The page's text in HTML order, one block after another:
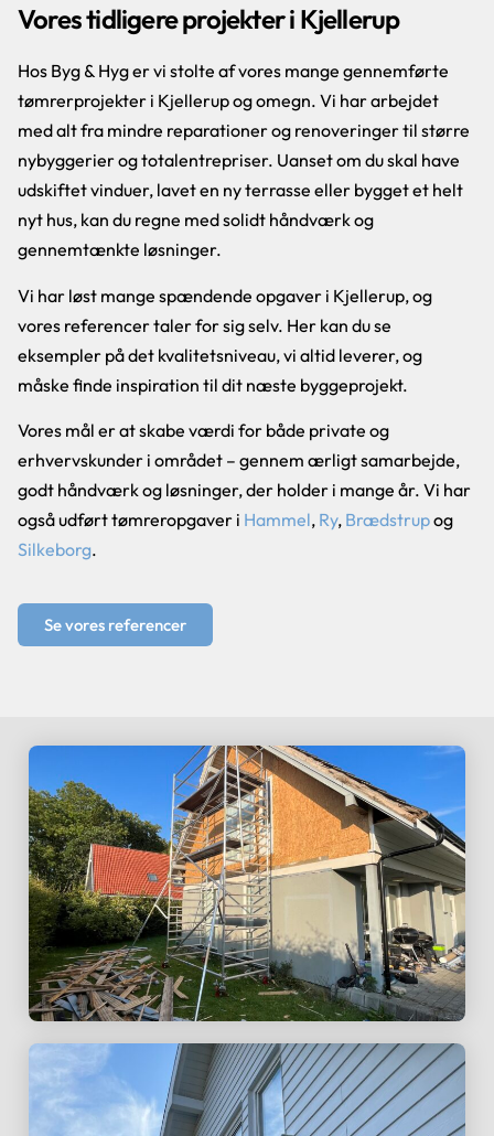
Vores tidligere projekter i Kjellerup
Hos Byg & Hyg er vi stolte af vores mange gennemførte
tømrerprojekter i Kjellerup og omegn. Vi har arbejdet
med alt fra mindre reparationer og renoveringer til større
nybyggerier og totalentrepriser. Uanset om du skal have
udskiftet vinduer, lavet en ny terrasse eller bygget et helt
nyt hus, kan du regne med solidt håndværk og
gennemtænkte løsninger.
Vi har løst mange spændende opgaver i Kjellerup, og
vores referencer taler for sig selv. Her kan du se
eksempler på det kvalitetsniveau, vi altid leverer, og
måske finde inspiration til dit næste byggeprojekt.
Vores mål er at skabe værdi for både private og
erhvervskunder i området – gennem ærligt samarbejde,
godt håndværk og løsninger, der holder i mange år. Vi har
også udført tømreropgaver i Hammel, Ry, Brædstrupog
Silkeborg.
Se vores referencer